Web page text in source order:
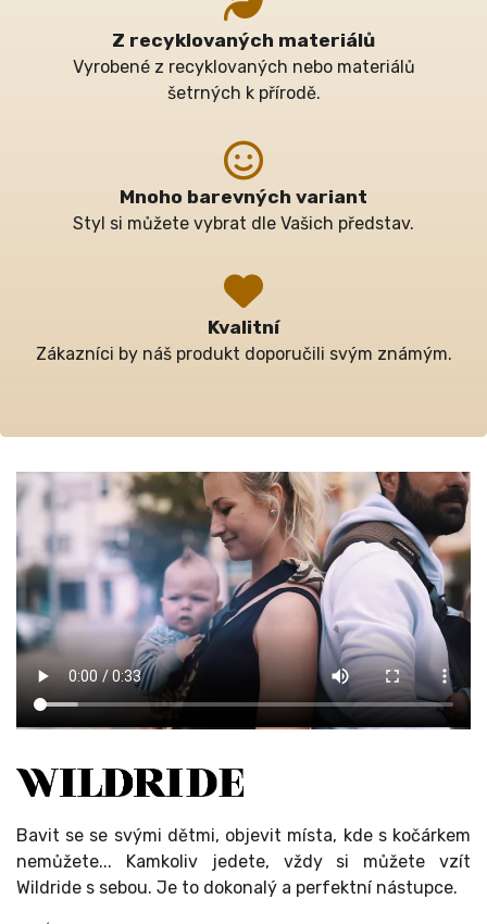
Mnoho barevných variant
Styl si můžete vybrat dle Vašich představ.
Kvalitní
Zákazníci by náš produkt doporučili svým známým.
Bavit se se svými dětmi, objevit místa, kde s kočárkem
nemůžete... Kamkoliv jedete, vždy si můžete vzít
Wildride s sebou. Je to dokonalý a perfektní nástupce.
EAN/GTIN: 8721154240075
Recenze (131)
Františka P*****